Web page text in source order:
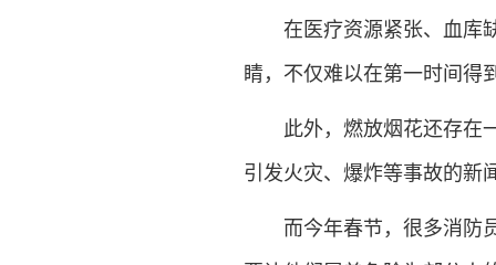
在医疗资源紧张、血库缺
睛，不仅难以在第一时间得
此外，燃放烟花还存在一
引发火灾、爆炸等事故的新
而今年春节，很多消防员